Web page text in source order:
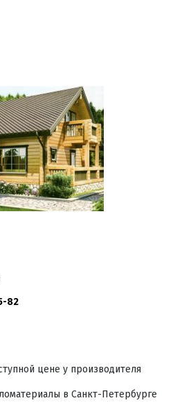
82
цене у производителя
в Санкт-Петербурге